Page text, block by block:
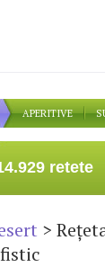
APERITIVE
retete
>